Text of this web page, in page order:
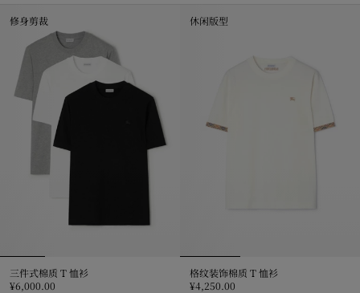
修身剪裁
三件式棉质 T 恤衫
¥6,000.00
休闲版型
格纹装饰棉质 T 恤衫
¥4,250.00